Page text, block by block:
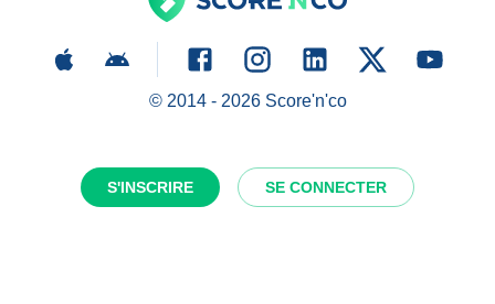
S'INSCRIRE SE CONNECTER
© 2014 - 2026Score'n'co